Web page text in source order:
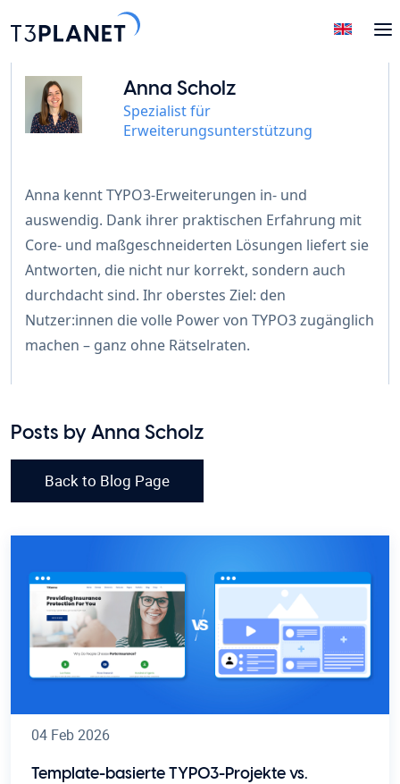
Anna Scholz
Spezialist für
Erweiterungsunterstützung
Anna kennt TYPO3-Erweiterungen in- und
auswendig. Dank ihrer praktischen Erfahrung mit
Core- und maßgeschneiderten Lösungen liefert sie
Antworten, die nicht nur korrekt, sondern auch
durchdacht sind. Ihr oberstes Ziel: den
Nutzer:innen die volle Power von TYPO3 zugänglich
machen – ganz ohne Rätselraten.
Posts by Anna Scholz
Back to Blog Page
04 Feb 2026
Template-basierte TYPO3-Projekte vs.